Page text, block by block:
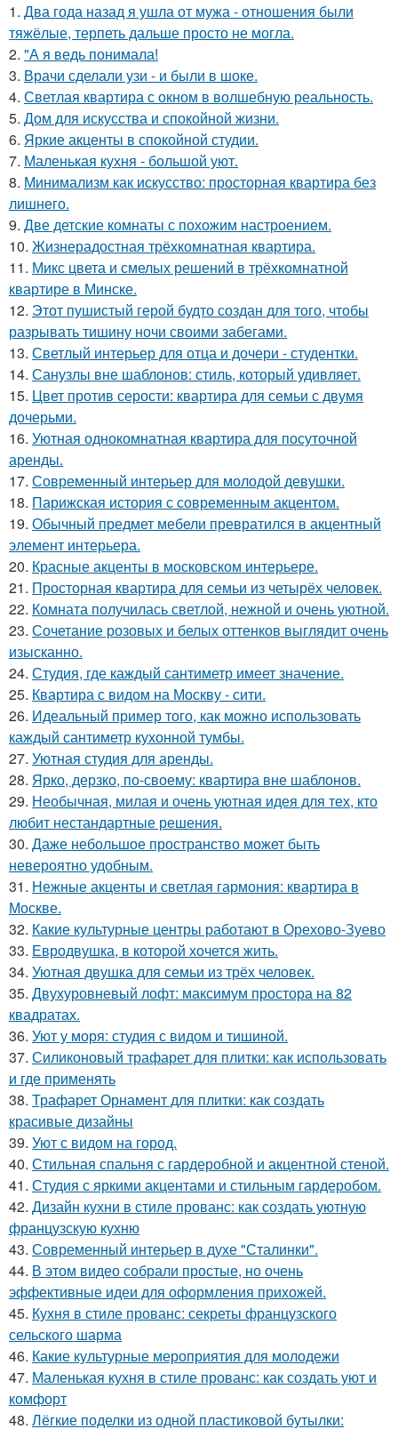
1. Два года назад я ушла от мужа - отношения были
тяжёлые, терпеть дальше просто не могла.
2. "А я ведь понимала!
3. Врачи сделали узи - и были в шоке.
4. Светлая квартира с окном в волшебную реальность.
5. Дом для искусства и спокойной жизни.
6. Яркие акценты в спокойной студии.
7. Маленькая кухня - большой уют.
8. Минимализм как искусство: просторная квартира без
лишнего.
9. Две детские комнаты с похожим настроением.
10. Жизнерадостная трёхкомнатная квартира.
11. Микс цвета и смелых решений в трёхкомнатной
квартире в Минске.
12. Этот пушистый герой будто создан для того, чтобы
разрывать тишину ночи своими забегами.
13. Светлый интерьер для отца и дочери - студентки.
14. Санузлы вне шаблонов: стиль, который удивляет.
15. Цвет против серости: квартира для семьи с двумя
дочерьми.
16. Уютная однокомнатная квартира для посуточной
аренды.
17. Современный интерьер для молодой девушки.
18. Парижская история с современным акцентом.
19. Обычный предмет мебели превратился в акцентный
элемент интерьера.
20. Красные акценты в московском интерьере.
21. Просторная квартира для семьи из четырёх человек.
22. Комната получилась светлой, нежной и очень уютной.
23. Сочетание розовых и белых оттенков выглядит очень
изысканно.
24. Студия, где каждый сантиметр имеет значение.
25. Квартира с видом на Москву - сити.
26. Идеальный пример того, как можно использовать
каждый сантиметр кухонной тумбы.
27. Уютная студия для аренды.
28. Ярко, дерзко, по-своему: квартира вне шаблонов.
29. Необычная, милая и очень уютная идея для тех, кто
любит нестандартные решения.
30. Даже небольшое пространство может быть
невероятно удобным.
31. Нежные акценты и светлая гармония: квартира в
Москве.
32. Какие культурные центры работают в Орехово-Зуево
33. Евродвушка, в которой хочется жить.
34. Уютная двушка для семьи из трёх человек.
35. Двухуровневый лофт: максимум простора на 82
квадратах.
36. Уют у моря: студия с видом и тишиной.
37. Силиконовый трафарет для плитки: как использовать
и где применять
38. Трафарет Орнамент для плитки: как создать
красивые дизайны
39. Уют с видом на город.
40. Стильная спальня с гардеробной и акцентной стеной.
41. Студия с яркими акцентами и стильным гардеробом.
42. Дизайн кухни в стиле прованс: как создать уютную
французскую кухню
43. Современный интерьер в духе "Сталинки".
44. В этом видео собрали простые, но очень
эффективные идеи для оформления прихожей.
45. Кухня в стиле прованс: секреты французского
сельского шарма
46. Какие культурные мероприятия для молодежи
47. Маленькая кухня в стиле прованс: как создать уют и
комфорт
48. Лёгкие поделки из одной пластиковой бутылки: